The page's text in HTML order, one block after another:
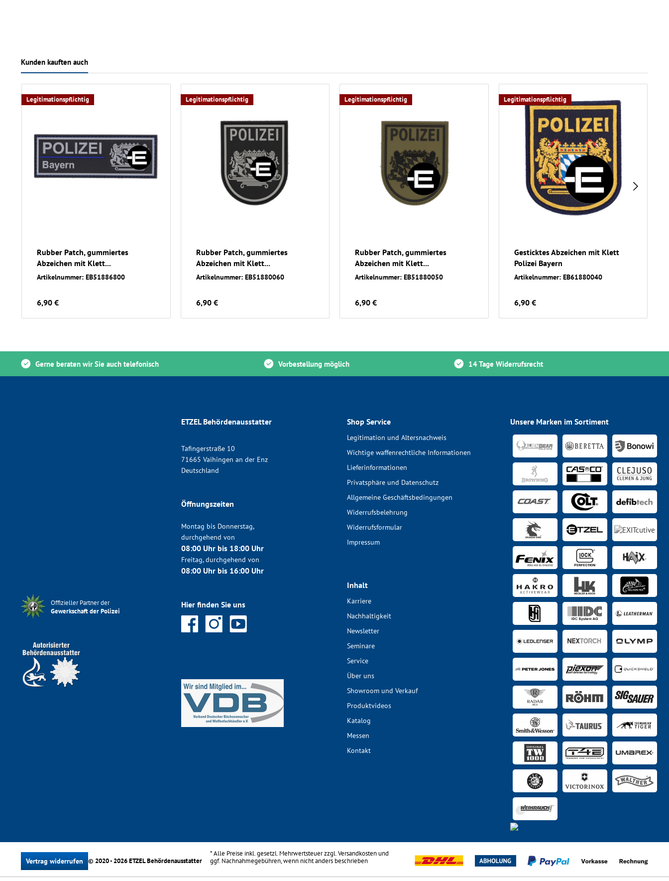
Kunden kauften auch
Legitimationspflichtig
Rubber Patch, gummiertes
Abzeichen mit Klett...
Artikelnummer: EB51886800
6,90 €
Legitimationspflichtig
Rubber Patch, gummiertes
Abzeichen mit Klett...
Artikelnummer: EB51880060
6,90 €
Legitimationspflichtig
Rubber Patch, gummiertes
Abzeichen mit Klett...
Artikelnummer: EB51880050
6,90 €
Legitimationspflichtig
Gesticktes Abzeichen mit Klett
Polizei Bayern
Artikelnummer: EB61880040
6,90 €
Gerne beraten wir Sie auch telefonisch Vorbestellung möglich 14 Tage Widerrufsrecht
Offizieller Partner der
Gewerkschaft der Polizei
ETZEL Behördenausstatter
Tafingerstraße 10
71665 Vaihingen an der Enz
Deutschland
Öffnungszeiten
Montag bis Donnerstag,
durchgehend von
08:00 Uhr bis 18:00 Uhr
Freitag, durchgehend von
08:00 Uhr bis 16:00 Uhr
Hier finden Sie uns
Shop Service
Legitimation und Altersnachweis
Wichtige waffenrechtliche Informationen
Lieferinformationen
Privatsphäre und Datenschutz
Allgemeine Geschäftsbedingungen
Widerrufsbelehrung
Widerrufsformular
Impressum
Inhalt
Karriere
Nachhaltigkeit
Newsletter
Seminare
Service
Über uns
Showroom und Verkauf
Produktvideos
Katalog
Messen
Kontakt
Unsere Marken im Sortiment
Vertrag widerrufen © 2020 - 2026 ETZEL Behördenausstatter
* Alle Preise inkl. gesetzl. Mehrwertsteuer zzgl.Versandkostenund
ggf. Nachnahmegebühren, wenn nicht anders beschrieben